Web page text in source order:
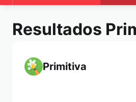
Resultados
Primitiva